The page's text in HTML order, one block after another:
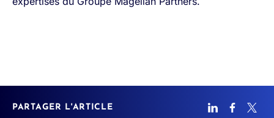
PARTAGER L'ARTICLE